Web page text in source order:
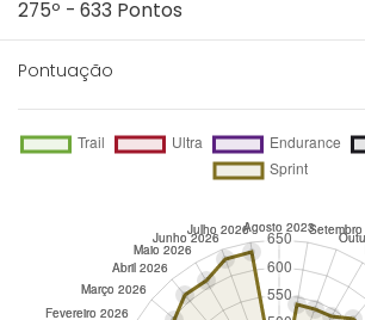
275º - 633 Pontos
Pontuação